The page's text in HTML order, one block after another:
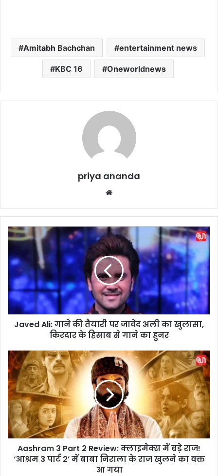
Amitabh Bachchan entertainment news
KBC 16 Oneworldnews
priya ananda
te
J
a
v
e
d
l
i
:
तै
या
री
प
जा
द
अ
का
Javed Ali: गाने की तैयारी पर जावेद अली का खुलासा,
किरदार के हिसाब से गाने का हुनर
A
a
s
h
a
3
P
Aashram 3 Part 2 Review: क्लाइमेक्स में बड़े राज!
‘आश्रम 3 पार्ट 2’ में बाबा निराला के राज खुलने का वक्त
आ गया